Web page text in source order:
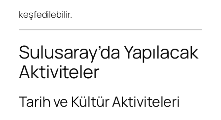
keşfedilebilir.
Sulusaray’da Yapılacak
Aktiviteler
Tarih ve Kültür Aktiviteleri